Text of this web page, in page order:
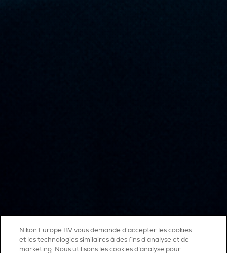
Nikon Europe BV vous demande d'accepter les cookies
et les technologies similaires à des fins d'analyse et de
marketing. Nous utilisons les cookies d’analyse pour